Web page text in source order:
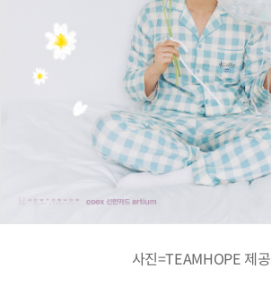
사진=TEAMHOPE 제공